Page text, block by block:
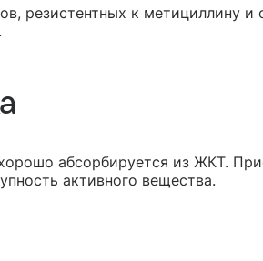
резистентных к метициллину и
абсорбируется из ЖКТ.
активного вещества.